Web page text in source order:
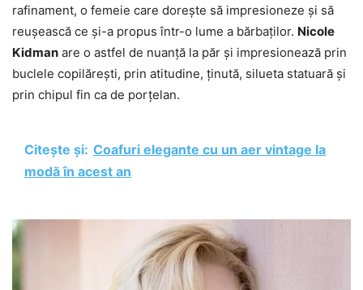
rafinament, o femeie care dorește să impresioneze și să
reușească ce și-a propus într-o lume a bărbaților. Nicole
Kidman are o astfel de nuanță la păr și impresionează prin
buclele copilărești, prin atitudine, ținută, silueta statuară și
prin chipul fin ca de porțelan.
Citește și: Coafuri elegante cu un aer vintage la
modă în acest an